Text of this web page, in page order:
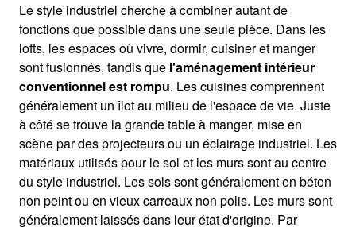
Le style industriel cherche à combiner autant de
fonctions que possible dans une seule pièce. Dans les
lofts, les espaces où vivre, dormir, cuisiner et manger
sont fusionnés, tandis que l'aménagement intérieur
conventionnel est rompu. Les cuisines comprennent
généralement un îlot au milieu de l'espace de vie. Juste
à côté se trouve la grande table à manger, mise en
scène par des projecteurs ou un éclairage industriel. Les
matériaux utilisés pour le sol et les murs sont au centre
du style industriel. Les sols sont généralement en béton
non peint ou en vieux carreaux non polis. Les murs sont
généralement laissés dans leur état d'origine. Par